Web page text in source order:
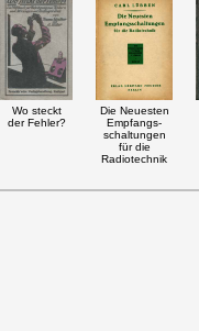
Wo steckt
der Fehler?
Die Neuesten
Empfangs-
schaltungen
für die
Radiotechnik